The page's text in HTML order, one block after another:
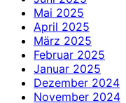
Mai 2025
April 2025
März 2025
Februar 2025
Januar 2025
Dezember 2024
November 2024